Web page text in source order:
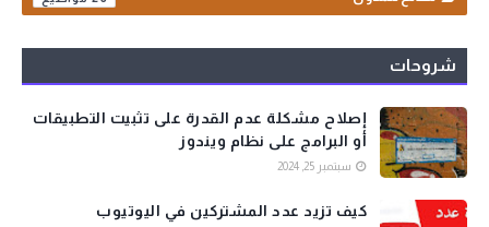
شروحات
إصلاح مشكلة عدم القدرة على تثبيت التطبيقات
أو البرامج على نظام ويندوز
سبتمبر 25, 2024
كيف تزيد عدد المشتركين في اليوتيوب